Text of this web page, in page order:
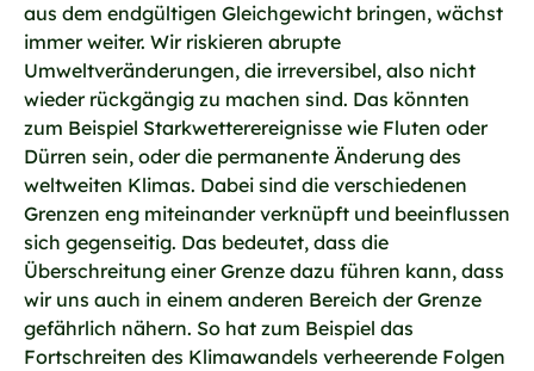
aus dem endgültigen Gleichgewicht bringen, wächst
immer weiter. Wir riskieren abrupte
Umweltveränderungen, die irreversibel, also nicht
wieder rückgängig zu machen sind. Das könnten
zum Beispiel Starkwetterereignisse wie Fluten oder
Dürren sein, oder die permanente Änderung des
weltweiten Klimas. Dabei sind die verschiedenen
Grenzen eng miteinander verknüpft und beeinflussen
sich gegenseitig. Das bedeutet, dass die
Überschreitung einer Grenze dazu führen kann, dass
wir uns auch in einem anderen Bereich der Grenze
gefährlich nähern. So hat zum Beispiel das
Fortschreiten des Klimawandels verheerende Folgen